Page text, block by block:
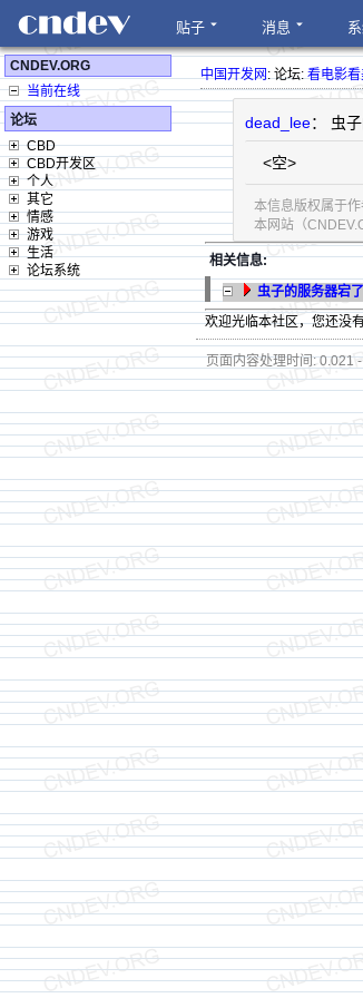
贴子 消息
CNDEV.ORG
当前在线
论坛
CBD
CBD开发区
个人
其它
情感
游戏
生活
论坛系统
中国开发网: 论坛:看电影
dead_lee： 虫
<空>
本信息版权属于
本网站（
相关信息:
虫子的服务器宕了
欢迎光临本社区，您还没
页面内容处理时间: 0.021